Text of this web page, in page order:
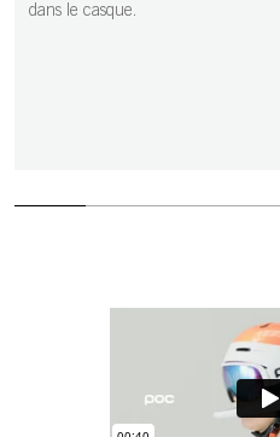
dans le casque.